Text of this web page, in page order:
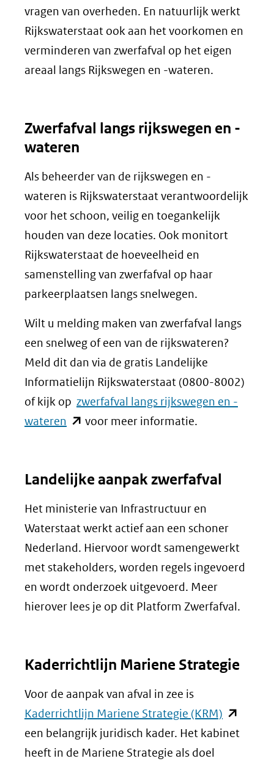
vragen van overheden. En natuurlijk werkt
Rijkswaterstaat ook aan het voorkomen en
verminderen van zwerfafval op het eigen
areaal langs Rijkswegen en -wateren.
Zwerfafval langs rijkswegen en -
wateren
Als beheerder van de rijkswegen en -
wateren is Rijkswaterstaat verantwoordelijk
voor het schoon, veilig en toegankelijk
houden van deze locaties. Ook monitort
Rijkswaterstaat de hoeveelheid en
samenstelling van zwerfafval op haar
parkeerplaatsen langs snelwegen.
Wilt u melding maken van zwerfafval langs
een snelweg of een van de rijkswateren?
Meld dit dan via de gratis Landelijke
Informatielijn Rijkswaterstaat (0800-8002)
of kijk op zwerfafval langs rijkswegen en -
wateren (opent
venster)
voor meer informatie.
Landelijke aanpak zwerfafval
Het ministerie van Infrastructuur en
Waterstaat werkt actief aan een schoner
Nederland. Hiervoor wordt samengewerkt
met stakeholders, worden regels ingevoerd
en wordt onderzoek uitgevoerd. Meer
hierover lees je op dit Platform Zwerfafval.
Kaderrichtlijn Mariene Strategie
Voor de aanpak van afval in zee is
Kaderrichtlijn Mariene Strategie (KRM) (opent
in
een belangrijk juridisch kader. Het kabinet
heeft in de Mariene Strategie als doel